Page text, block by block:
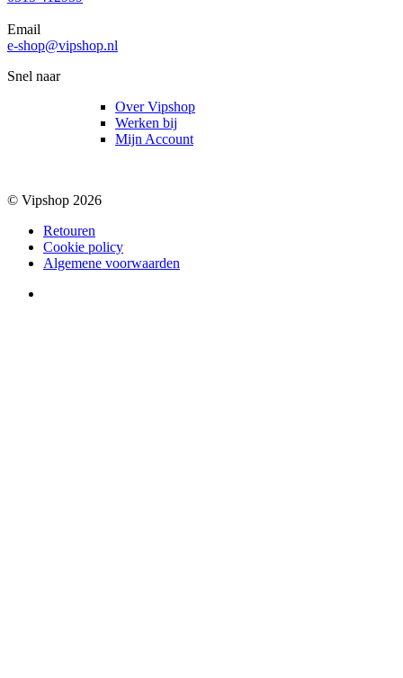
Email
e-shop@vipshop.nl
Snel naar
Over Vipshop
Werken bij
Mijn Account
© Vipshop 2026
Retouren
Cookie policy
Algemene voorwaarden